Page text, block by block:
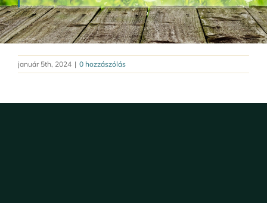
január 5th, 2024 | 0 hozzászólás